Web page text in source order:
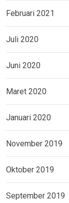
Februari 2021
Juli 2020
Juni 2020
Maret 2020
Januari 2020
November 2019
Oktober 2019
September 2019